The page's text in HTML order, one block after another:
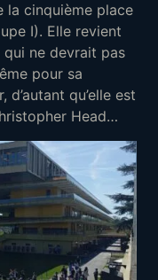
la cinquième place
I). Elle revient
qui ne devrait pas
pour sa
d’autant qu’elle est
Head…